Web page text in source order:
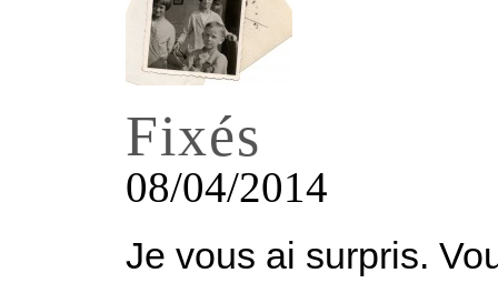
Fixés
08/04/2014
Je vous ai surpris.